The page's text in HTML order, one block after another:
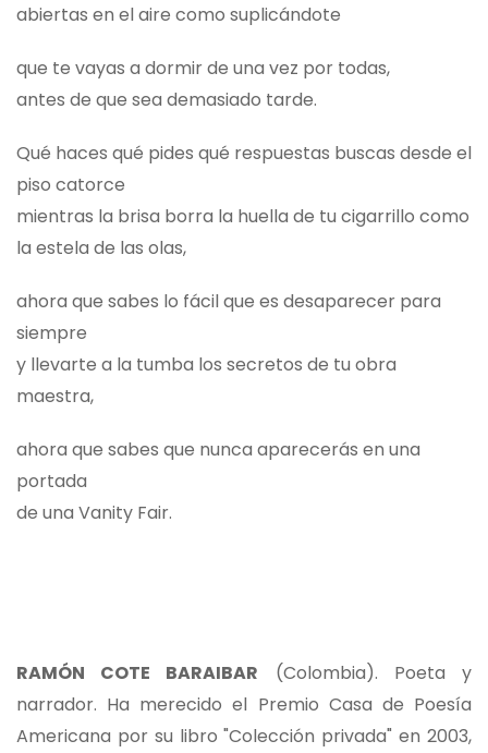
abiertas en el aire como suplicándote
que te vayas a dormir de una vez por todas,
antes de que sea demasiado tarde.
Qué haces qué pides qué respuestas buscas desde el
piso catorce
mientras la brisa borra la huella de tu cigarrillo como
la estela de las olas,
ahora que sabes lo fácil que es desaparecer para
siempre
y llevarte a la tumba los secretos de tu obra
maestra,
ahora que sabes que nunca aparecerás en una
portada
de una Vanity Fair.
RAMÓN COTE BARAIBAR (Colombia). Poeta y
narrador. Ha merecido el Premio Casa de Poesía
Americana por su libro "Colección privada" en 2003,